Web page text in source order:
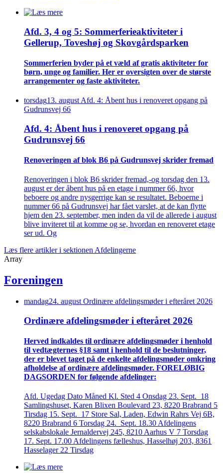
Afd. 3, 4 og 5: Sommer­ferie­aktiviteter i
Gellerup, Toveshøj og Skovgårds­parken
Sommer­ferien byder på et væld af gratis aktiviteter for
børn, unge og familier. Her er oversigten over de største
arrangementer og faste aktiviteter.
torsdag13. august Afd. 4: Åbent hus i renoveret opgang på
Gudrunsvej 66
Afd. 4: Åbent hus i renoveret opgang på
Gudrunsvej 66
Renove­ringen af blok B6 på Gudrunsvej skrider fremad
Renoveringen i blok B6 skrider fremad,-og torsdag den 13.
august er der åbent hus på en etage i nummer 66, hvor
beboere og andre nysgerrige kan se resultatet. Beboerne i
nummer 66 på Gudrunsvej har fået varslet, at de kan flytte
hjem den 23. september, men inden da vil de allerede i august
blive inviteret til at komme og se, hvordan en renoveret etage
ser ud. Og
Læs flere artikler i sektionen Afdelingerne
Array
Foreningen
mandag24. august Ordinære afdelings­møder i efteråret 2026
Ordinære afdelings­møder i efteråret 2026
Herved indkaldes til ordinære afdelings­møder i henhold
til vedtægternes §18 samt i henhold til de beslutninger,
der er blevet taget på de enkelte afdelings­møder omkring
afholdelse af ordinære afdelings­møder. FORELØBIG
DAGSORDEN for følgende afdelinger:
Afd. Ugedag Dato Måned Kl. Sted 4 Onsdag 23. Sept. 18
Samlingshuset, Karen Blixen Boulevard 23, 8220 Brabrand 5
Tirsdag 15. Sept. 17 Store Sal, Laden, Edwin Rahrs Vej 6B,
8220 Brabrand 6 Torsdag 24. Sept. 18.30 Afdelingens
selskabslokale Jernaldervej 245, 8210 Aarhus V 7 Torsdag
17. Sept. 17.00 Afdelingens fælleshus, Hasselhøj 203, 8361
Hasselager 22 Tirsdag